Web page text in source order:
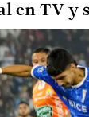
en TV y